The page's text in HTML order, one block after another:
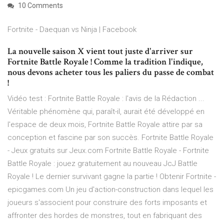
10 Comments
Fortnite - Daequan vs Ninja | Facebook
La nouvelle saison X vient tout juste d'arriver sur
Fortnite Battle Royale ! Comme la tradition l'indique,
nous devons acheter tous les paliers du passe de combat
!
Vidéo test : Fortnite Battle Royale : l'avis de la Rédaction ...
Véritable phénomène qui, paraît-il, aurait été développé en
l'espace de deux mois, Fortnite Battle Royale attire par sa
conception et fascine par son succès. Fortnite Battle Royale
- Jeux gratuits sur Jeux.com Fortnite Battle Royale - Fortnite
Battle Royale : jouez gratuitement au nouveau JcJ Battle
Royale ! Le dernier survivant gagne la partie ! Obtenir Fortnite -
epicgames.com Un jeu d'action-construction dans lequel les
joueurs s'associent pour construire des forts imposants et
affronter des hordes de monstres, tout en fabriquant des